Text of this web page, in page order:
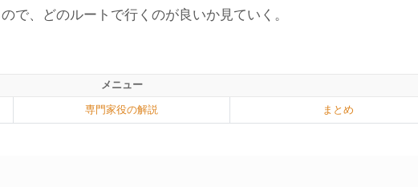
で、どのルートで行くのが良いか見ていく。
メニュー
専門家役の解説 まとめ